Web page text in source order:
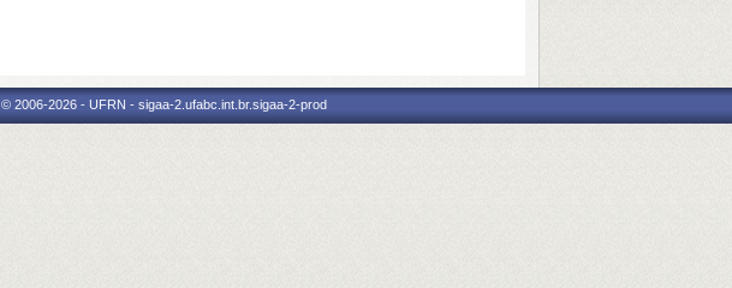
2006-2026 - UFRN - sigaa-2.ufabc.int.br.sigaa-2-prod